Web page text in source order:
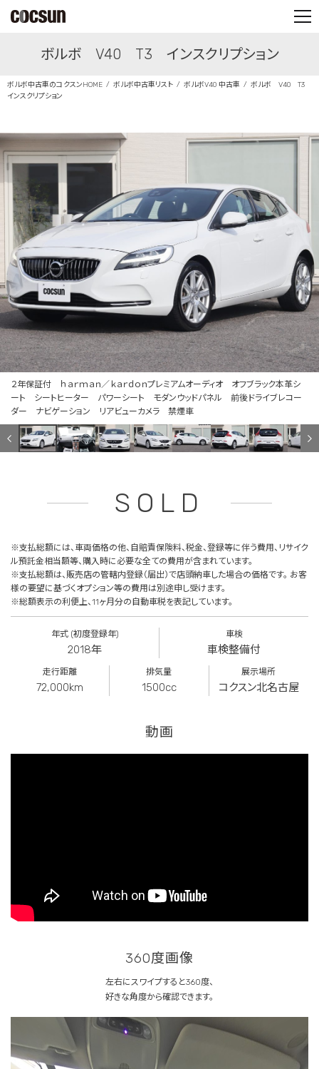
CONTACT
ボルボ V40 T3 インスクリプション
ボルボ中古車のコクスンHOME ボルボ中古車リスト ボルボV40 中古車
ボルボ V40 T3
インスクリプション
２年保証付 ｈａｒｍａｎ／ｋａｒｄｏｎプレミアムオーディオ オフブラック本革シ
ート シートヒーター パワーシート モダンウッドパネル 前後ドライブレコー
ダー ナビゲーション リアビューカメラ 禁煙車
SOLD
※支払総額には、車両価格の他、自賠責保険料、税金、登録等に伴う費用、リサイク
ル預託金相当額等、購入時に必要な全ての費用が含まれています。
※支払総額は、販売店の管轄内登録（届出）で店頭納車した場合の価格です。 お客
様の要望に基づくオプション等の費用は別途申し受けます。
※総額表示の利便上、11ヶ月分の自動車税を表記しています。
年式 (初度登録年)
2018年
車検
車検整備付
走行距離
72,000km
排気量
1500cc
展示場所
コクスン北名古屋
動画
360度画像
左右にスワイプすると360度、
好きな角度から確認できます。